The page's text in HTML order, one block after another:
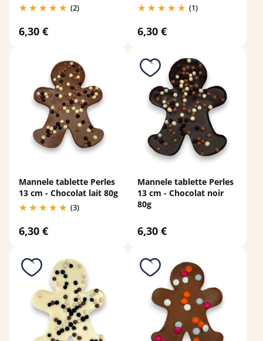
(2)
6,30 €
(1)
6,30 €
Mannele tablette Perles
13 cm - Chocolat lait 80g
(3)
6,30 €
Mannele tablette Perles
13 cm - Chocolat noir
80g
6,30 €